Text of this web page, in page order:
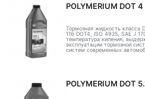
POLYMERIUM DOT
Тормозная жидкость класса
116 DOT4, ISO 4925, SAE J
температура кипения,
эксплуатации тормозной
систем современных
POLYMERIUM DOT